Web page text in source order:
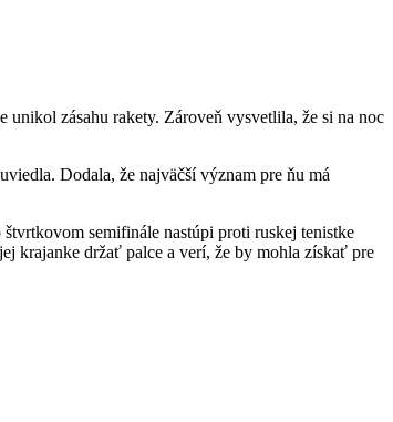
zásahu rakety. Zároveň vysvetlila, že si na noc
uviedla. Dodala, že najväčší význam pre ňu má
semifinále nastúpi proti ruskej tenistke
krajanke držať palce a verí, že by mohla získať pre